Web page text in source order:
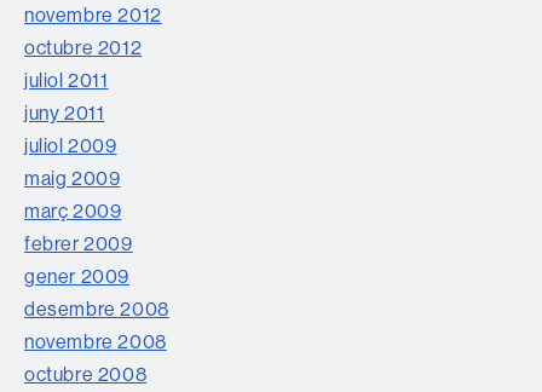
novembre 2012
octubre 2012
juliol 2011
juny 2011
juliol 2009
maig 2009
març 2009
febrer 2009
gener 2009
desembre 2008
novembre 2008
octubre 2008